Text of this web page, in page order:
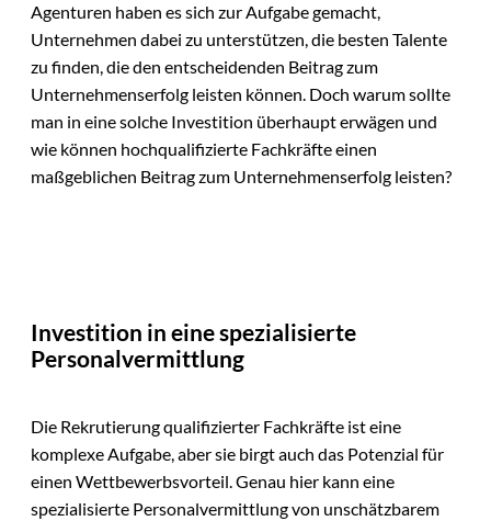
Agenturen haben es sich zur Aufgabe gemacht,
Unternehmen dabei zu unterstützen, die besten Talente
zu finden, die den entscheidenden Beitrag zum
Unternehmenserfolg leisten können. Doch warum sollte
man in eine solche Investition überhaupt erwägen und
wie können hochqualifizierte Fachkräfte einen
maßgeblichen Beitrag zum Unternehmenserfolg leisten?
Investition in eine spezialisierte
Personalvermittlung
Die Rekrutierung qualifizierter Fachkräfte ist eine
komplexe Aufgabe, aber sie birgt auch das Potenzial für
einen Wettbewerbsvorteil. Genau hier kann eine
spezialisierte Personalvermittlung von unschätzbarem